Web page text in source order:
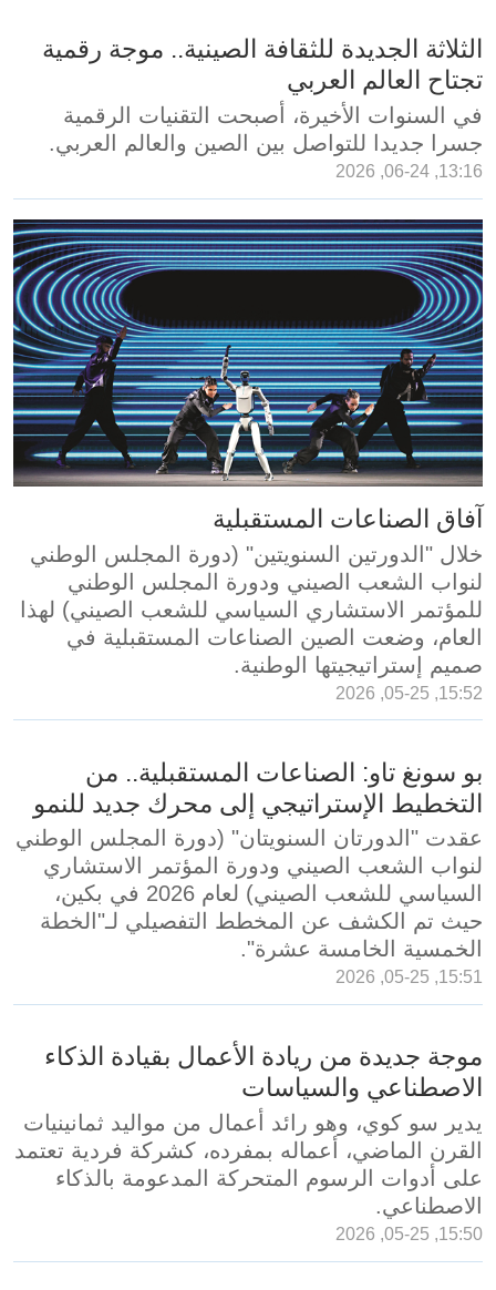
الثلاثة الجديدة للثقافة الصينية.. موجة رقمية
تجتاح العالم العربي
في السنوات الأخيرة، أصبحت التقنيات الرقمية
جسرا جديدا للتواصل بين الصين والعالم العربي.
13:16, 06-24, 2026
آفاق الصناعات المستقبلية
خلال "الدورتين السنويتين" (دورة المجلس الوطني
لنواب الشعب الصيني ودورة المجلس الوطني
للمؤتمر الاستشاري السياسي للشعب الصيني) لهذا
العام، وضعت الصين الصناعات المستقبلية في
صميم إستراتيجيتها الوطنية.
15:52, 05-25, 2026
بو سونغ تاو: الصناعات المستقبلية.. من
التخطيط الإستراتيجي إلى محرك جديد للنمو
عقدت "الدورتان السنويتان" (دورة المجلس الوطني
لنواب الشعب الصيني ودورة المؤتمر الاستشاري
السياسي للشعب الصيني) لعام 2026 في بكين،
حيث تم الكشف عن المخطط التفصيلي لـ"الخطة
الخمسية الخامسة عشرة".
15:51, 05-25, 2026
موجة جديدة من ريادة الأعمال بقيادة الذكاء
الاصطناعي والسياسات
يدير سو كوي، وهو رائد أعمال من مواليد ثمانينيات
القرن الماضي، أعماله بمفرده، كشركة فردية تعتمد
على أدوات الرسوم المتحركة المدعومة بالذكاء
الاصطناعي.
15:50, 05-25, 2026